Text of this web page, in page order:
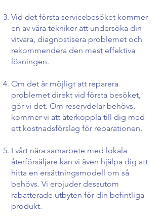
Vid det första servicebesöket kommer
en av våra tekniker att undersöka din
vitvara, diagnostisera problemet och
rekommendera den mest effektiva
lösningen.
Om det är möjligt att reparera
problemet direkt vid första besöket,
gör vi det. Om reservdelar behövs,
kommer vi att återkoppla till dig med
ett kostnadsförslag för reparationen.
I vårt nära samarbete med lokala
återförsäljare kan vi även hjälpa dig att
hitta en ersättningsmodell om så
behövs. Vi erbjuder dessutom
rabatterade utbyten för din befintliga
produkt.